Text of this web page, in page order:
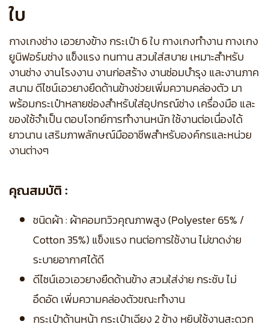
ใบ
กางเกงช่าง เอวยางข้าง กระเป๋า 6 ใบ กางเกงทำงาน กางเกง
ยูนิฟอร์มช่าง แข็งแรง ทนทาน สวมใส่สบาย เหมาะสำหรับ
งานช่าง งานโรงงาน งานก่อสร้าง งานซ่อมบำรุง และงานภาค
สนาม ดีไซน์เอวยางยืดด้านข้างช่วยเพิ่มความคล่องตัว มา
พร้อมกระเป๋าหลายช่องสำหรับใส่อุปกรณ์ช่าง เครื่องมือ และ
ของใช้จำเป็น ตอบโจทย์การทำงานหนัก ใช้งานต่อเนื่องได้
ยาวนาน เสริมภาพลักษณ์มืออาชีพสำหรับองค์กรและหน่วย
งานต่างๆ
คุณสมบัติ :
ชนิดผ้า : ผ้าคอมทวิวคุณภาพสูง (Polyester 65% /
Cotton 35%) แข็งแรง ทนต่อการใช้งาน ไม่ขาดง่าย
ระบายอากาศได้ดี
ดีไซน์เอวเอวยางยืดด้านข้าง สวมใส่ง่าย กระชับ ไม่
อึดอัด เพิ่มความคล่องตัวขณะทำงาน
กระเป๋าด้านหน้า กระเป๋าเฉียง 2 ข้าง หยิบใช้งานสะดวก